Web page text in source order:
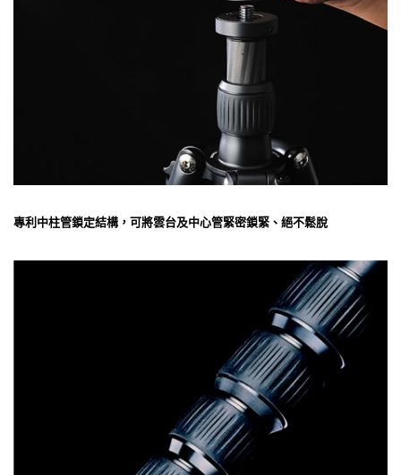
專利中柱管鎖定結構，可將雲台及中心管緊密鎖緊、絕不鬆脫